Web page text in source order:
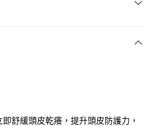
舒緩頭皮乾癢，提升頭皮防護力，